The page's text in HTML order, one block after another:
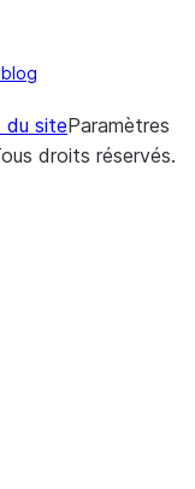
du siteParamètres
droits réservés.